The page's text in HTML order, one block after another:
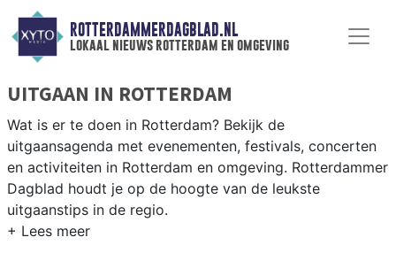
ROTTERDAMMERDAGBLAD.NL
lokaal nieuws rotterdam en omgeving
UITGAAN IN ROTTERDAM
Wat is er te doen in Rotterdam? Bekijk de
uitgaansagenda met evenementen, festivals, concerten
en activiteiten in Rotterdam en omgeving. Rotterdammer
Dagblad houdt je op de hoogte van de leukste
uitgaanstips in de regio.